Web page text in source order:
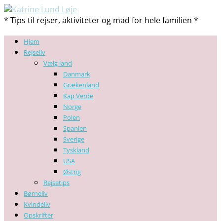
* Tips til rejser, aktiviteter og mad for hele familien *
Hjem
Rejseliv
Vælg land
Danmark
Grækenland
Kap Verde
Norge
Polen
Spanien
Sverige
Tyskland
USA
Østrig
Rejsetips
Børneliv
Kvindeliv
Opskrifter